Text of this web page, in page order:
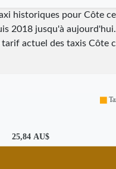
historiques pour Côte
2018 jusqu'à
tarif actuel des taxis Côte
25,84 AU$